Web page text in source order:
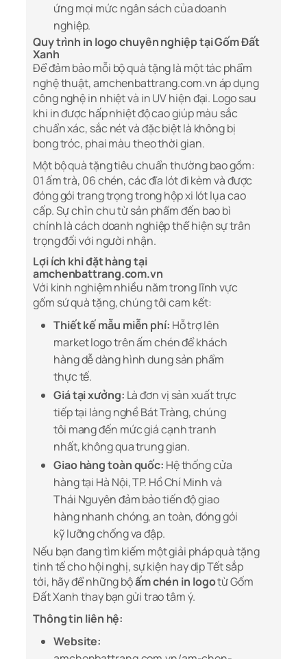
ứng mọi mức ngân sách của doanh
nghiệp.
Quy trình in logo chuyên nghiệp tại Gốm Đất
Xanh
Để đảm bảo mỗi bộ quà tặng là một tác phẩm
nghệ thuật, amchenbattrang.com.vn áp dụng
công nghệ in nhiệt và in UV hiện đại. Logo sau
khi in được hấp nhiệt độ cao giúp màu sắc
chuẩn xác, sắc nét và đặc biệt là không bị
bong tróc, phai màu theo thời gian.
Một bộ quà tặng tiêu chuẩn thường bao gồm:
01 ấm trà, 06 chén, các đĩa lót đi kèm và được
đóng gói trang trọng trong hộp xi lót lụa cao
cấp. Sự chỉn chu từ sản phẩm đến bao bì
chính là cách doanh nghiệp thể hiện sự trân
trọng đối với người nhận.
Lợi ích khi đặt hàng tại
amchenbattrang.com.vn
Với kinh nghiệm nhiều năm trong lĩnh vực
gốm sứ quà tặng, chúng tôi cam kết:
Thiết kế mẫu miễn phí: Hỗ trợ lên
market logo trên ấm chén để khách
hàng dễ dàng hình dung sản phẩm
thực tế.
Giá tại xưởng: Là đơn vị sản xuất trực
tiếp tại làng nghề Bát Tràng, chúng
tôi mang đến mức giá cạnh tranh
nhất, không qua trung gian.
Giao hàng toàn quốc: Hệ thống cửa
hàng tại Hà Nội, TP. Hồ Chí Minh và
Thái Nguyên đảm bảo tiến độ giao
hàng nhanh chóng, an toàn, đóng gói
kỹ lưỡng chống va đập.
Nếu bạn đang tìm kiếm một giải pháp quà tặng
tinh tế cho hội nghị, sự kiện hay dịp Tết sắp
tới, hãy để những bộấm chén in logotừ Gốm
Đất Xanh thay bạn gửi trao tâm ý.
Thông tin liên hệ:
Website: